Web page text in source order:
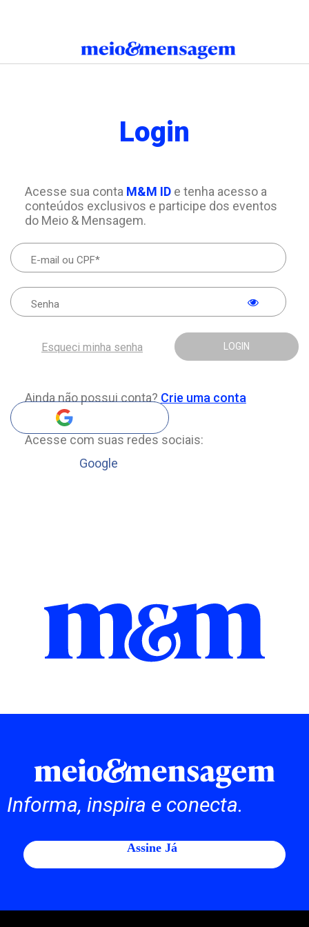
Login
Acesse sua conta M&M IDe tenha acesso a
conteúdos exclusivos e participe dos eventos
do Meio & Mensagem.
LOGIN
Esqueci minha senha
Ainda não possui conta? Crie uma conta
Acesse com suas redes sociais:
Google
Informa, inspira e conecta.
Assine Já